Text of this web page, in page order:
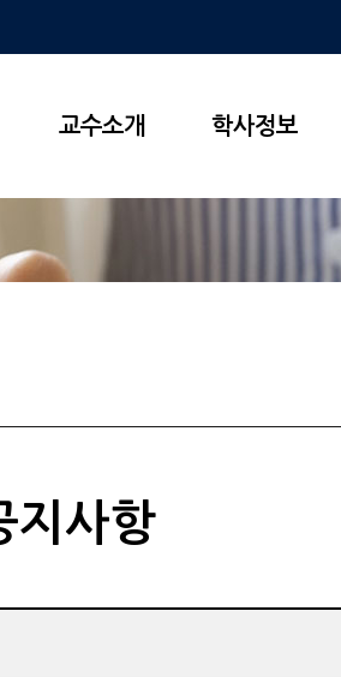
교수소개 학사정보
지사항